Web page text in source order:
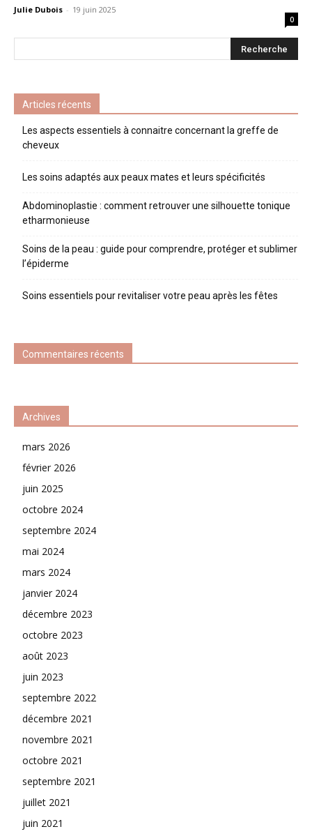
Julie Dubois - 19 juin 2025
0
Articles récents
Les aspects essentiels à connaitre concernant la greffe de
cheveux
Les soins adaptés aux peaux mates et leurs spécificités
Abdominoplastie : comment retrouver une silhouette tonique
etharmonieuse
Soins de la peau : guide pour comprendre, protéger et sublimer
l’épiderme
Soins essentiels pour revitaliser votre peau après les fêtes
Commentaires récents
Archives
mars 2026
février 2026
juin 2025
octobre 2024
septembre 2024
mai 2024
mars 2024
janvier 2024
décembre 2023
octobre 2023
août 2023
juin 2023
septembre 2022
décembre 2021
novembre 2021
octobre 2021
septembre 2021
juillet 2021
juin 2021